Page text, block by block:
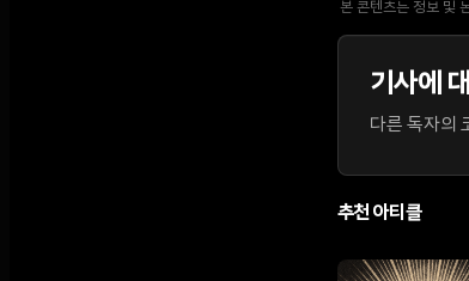
본 콘텐츠는 정보 및
기사에
다른 독자의
추천 아티클